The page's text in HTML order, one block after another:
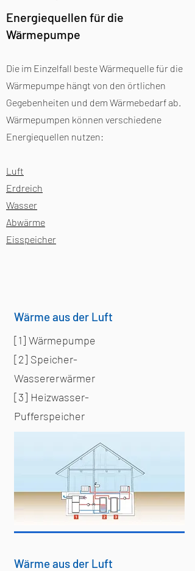
Energiequellen für die
Wärmepumpe
Die im Einzelfall beste Wärmequelle für die
Wärmepumpe hängt von den örtlichen
Gegebenheiten und dem Wärmebedarf ab.
Wärmepumpen können verschiedene
Energiequellen nutzen:
Luft
Erdreich
Wasser
Abwärme
Eisspeicher
Wärme aus der Luft
[1] Wärmepumpe
[2] Speicher-
Wassererwärmer
[3] Heizwasser-
Pufferspeicher
Wärme aus der Luft